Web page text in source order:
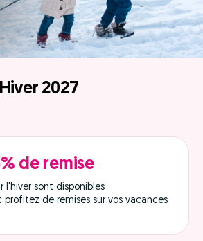
2027
de remise
l'hiver sont disponibles
profitez de remises sur vos vacances